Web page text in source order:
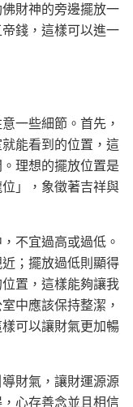
財神的旁邊擺放一
錢，這樣可以進一
一些細節。首先，
能看到的位置，這
理想的擺放位置是
」，象徵著吉祥與
不宜過高或過低。
；擺放過低則顯得
置，這樣能夠讓我
中應該保持整潔，
可以讓財氣更加暢
財氣，讓財運源源
心存善念並且相信